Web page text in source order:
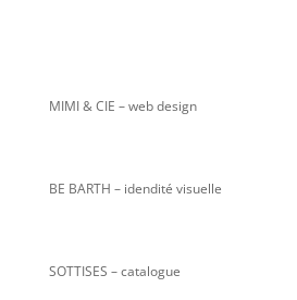
MIMI & CIE – web design
BE BARTH – idendité visuelle
SOTTISES – catalogue